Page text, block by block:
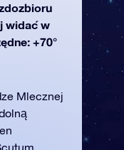
widać w
+70°
Mlecznej